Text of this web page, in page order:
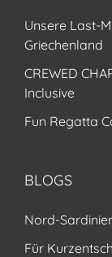
Unsere Last-
Griechenland
CREWED
Inclusive
Fun Regatta
BLOGS
Nord-
Für